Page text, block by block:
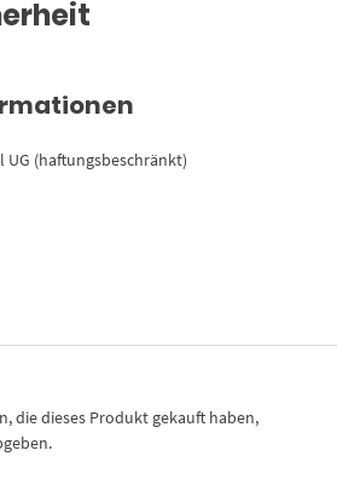
(haftungsbeschränkt)
die dieses Produkt gekauft haben,